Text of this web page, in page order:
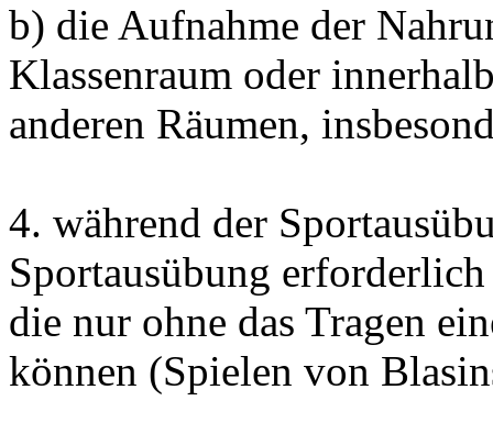
b) die Aufnahme der
Klassenraum oder
anderen Räumen,
4. während der
Sportausübung
die nur ohne das Tragen
können (Spielen von